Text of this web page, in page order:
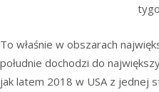
To właśnie w obszarach
południe dochodzi do
jak latem 2018 w USA z jednej